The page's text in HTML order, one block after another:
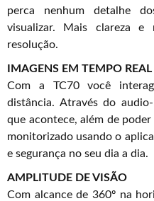
perca nenhum detalhe
visualizar. Mais clareza e
resolução.
IMAGENS EM TEMPO
Com a TC70 você
distância. Através do
que acontece, além de
monitorizado usando o
e segurança no seu dia a dia.
AMPLITUDE DE VISÃO
Com alcance de 360º na